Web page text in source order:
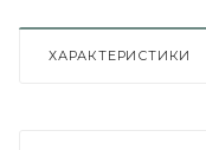
ХАРАКТЕРИСТИКИ